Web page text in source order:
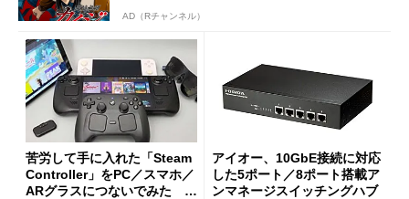
AD（Rチャンネル）
苦労して手に入れた「Steam
Controller」をPC／スマホ／
ARグラスにつないでみた ゲ
アイオー、10GbE接続に対応
した5ポート／8ポート搭載ア
ンマネージスイッチングハブ